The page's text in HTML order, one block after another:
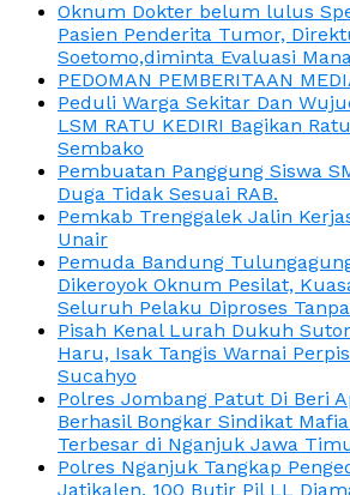
Oknum Dokter belum lulus
Pasien Penderita Tumor,
Soetomo,diminta Evaluasi
PEDOMAN PEMBERITAAN
Peduli Warga Sekitar Dan
LSM RATU KEDIRI Bagikan
Sembako
Pembuatan Panggung Siswa
Duga Tidak Sesuai RAB.
Pemkab Trenggalek Jalin
Unair
Pemuda Bandung
Dikeroyok Oknum Pesilat,
Seluruh Pelaku Diproses
Pisah Kenal Lurah Dukuh
Haru, Isak Tangis Warnai
Sucahyo
Polres Jombang Patut Di Beri
Berhasil Bongkar Sindikat
Terbesar di Nganjuk Jawa
Polres Nganjuk Tangkap
Jatikalen, 100 Butir Pil LL